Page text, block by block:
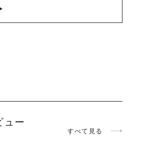
ュー
すべて見る